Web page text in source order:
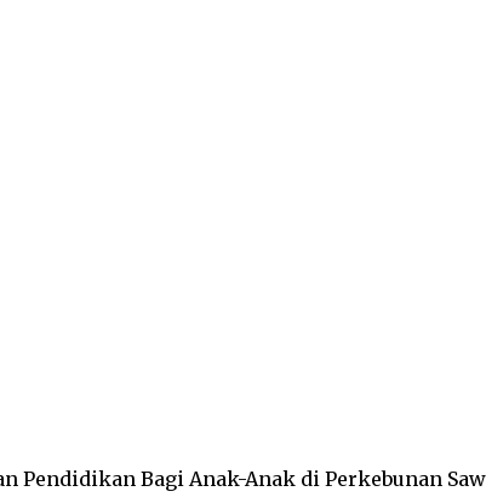
Pendidikan Bagi Anak-Anak di Perkebunan